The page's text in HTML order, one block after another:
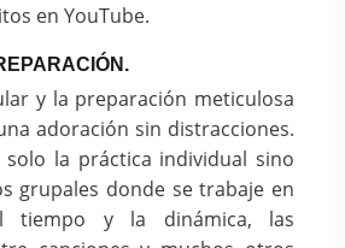
en YouTube.
y la preparación meticulosa
adoración sin distracciones.
solo la práctica individual sino
grupales donde se trabaje en
tiempo y la dinámica, las